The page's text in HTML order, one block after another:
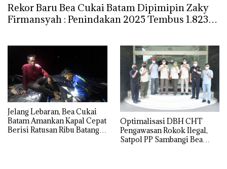
Rekor Baru Bea Cukai Batam Dipimipin Zaky
Firmansyah : Penindakan 2025 Tembus 1.823
Jelang Lebaran, Bea Cukai
Batam Amankan Kapal Cepat
Berisi Ratusan Ribu Batang
Optimalisasi DBH CHT
Pengawasan Rokok Ilegal,
Satpol PP Sambangi Bea